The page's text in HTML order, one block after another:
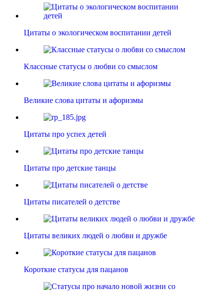
Цитаты о экологическом воспитании детей
Классные статусы о любви со смыслом
Великие слова цитаты и афоризмы
Цитаты про успех детей
Цитаты про детские танцы
Цитаты писателей о детстве
Цитаты великих людей о любви и дружбе
Короткие статусы для пацанов